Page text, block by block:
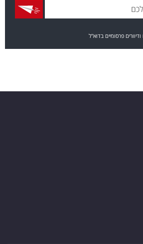
פרסומיים בדוא"ל